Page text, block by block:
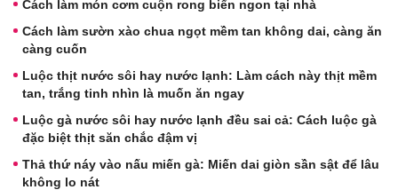
Cách làm món cơm cuộn rong biển ngon tại nhà
Cách làm sườn xào chua ngọt mềm tan không dai, càng ăn
càng cuốn
Luộc thịt nước sôi hay nước lạnh: Làm cách này thịt mềm
tan, trắng tinh nhìn là muốn ăn ngay
Luộc gà nước sôi hay nước lạnh đều sai cả: Cách luộc gà
đặc biệt thịt săn chắc đậm vị
Thả thứ náy vào nấu miến gà: Miến dai giòn sần sật để lâu
không lo nát